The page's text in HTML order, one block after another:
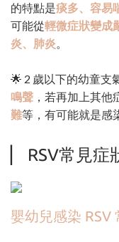
的特點是痰多、容易
可能從輕微症狀變成
炎、肺炎。
🌟 2 歲以下的幼童支
鳴聲 ，若再加上其他
難等，有可能就是感
▏ RSV常見症
嬰幼兒感染 RSV